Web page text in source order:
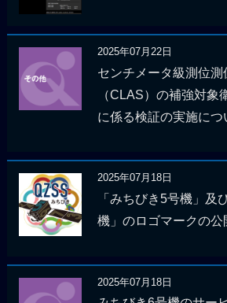
2025年07月22日
センチメータ級測位測
（CLAS）の補強対象
に係る検証の実施につ
2025年07月18日
「みちびき5号機」及
機」のロゴマークの公
2025年07月18日